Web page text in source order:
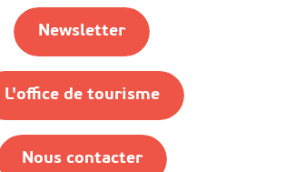
Newsletter
L'office de tourisme
Nous contacter